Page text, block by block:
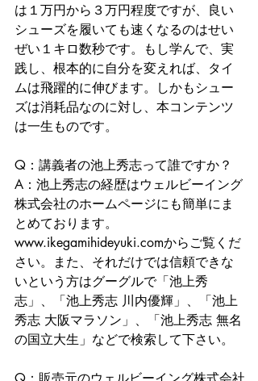
は１万円から３万円程度ですが、良い
シューズを履いても速くなるのはせい
ぜい１キロ数秒です。もし学んで、実
践し、根本的に自分を変えれば、タイ
ムは飛躍的に伸びます。しかもシュー
ズは消耗品なのに対し、本コンテンツ
は一生ものです。
Q：講義者の池上秀志って誰ですか？
A：池上秀志の経歴はウェルビーイング
株式会社のホームページにも簡単にま
とめております。
www.ikegamihideyuki.comからご覧くだ
さい。また、それだけでは信頼できな
いという方はグーグルで「池上秀
志」、「池上秀志 川内優輝」、「池上
秀志 大阪マラソン」、「池上秀志 無名
の国立大生」などで検索して下さい。